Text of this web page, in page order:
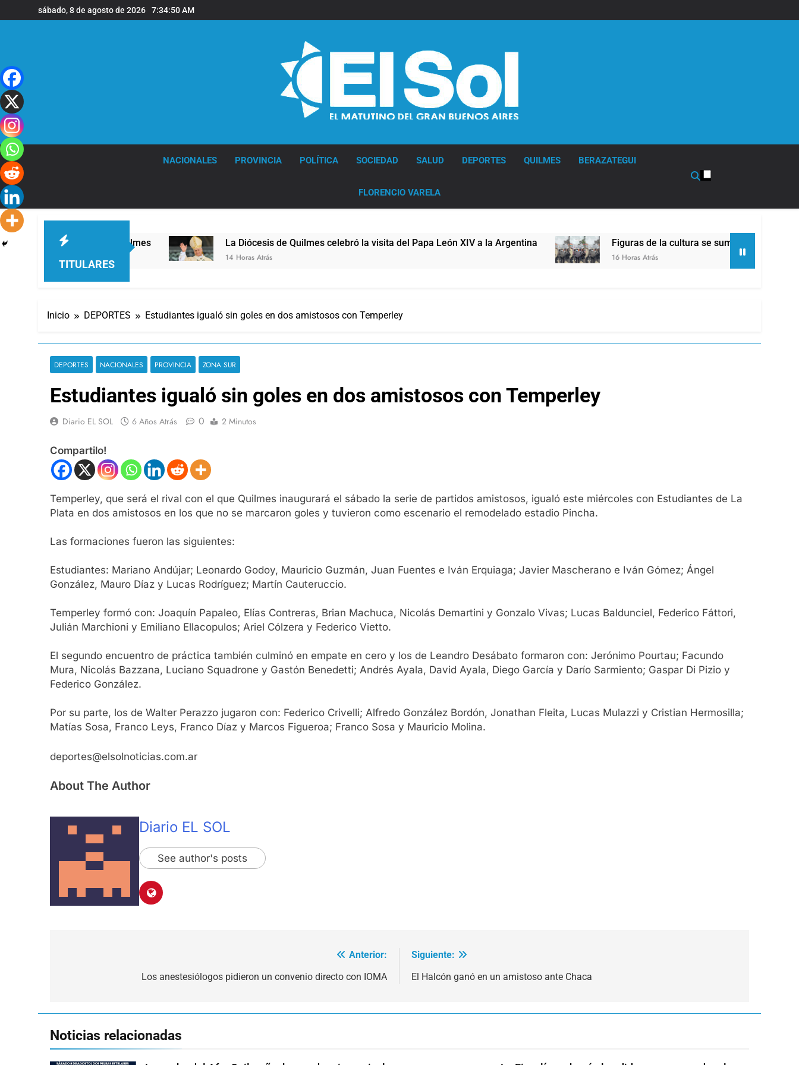
al
sábado, 8 de agosto de 2026 7:34:51 AM
NACIONALES PROVINCIA POLÍTICA SOCIEDAD SALUD DEPORTES QUILMES BERAZATEGUI
FLORENCIO VARELA
TITULARES
en la sede de Quilmes La Diócesis de Quilmes celebró la visita del Papa León XIV a la Argentina
14 Horas Atrás
Figuras de la cultura se sumaron a la marcha
16 Horas Atrás
Inicio DEPORTES Estudiantes igualó sin goles en dos amistosos con Temperley
DEPORTES NACIONALES PROVINCIA ZONA SUR
Estudiantes igualó sin goles en dos amistosos con Temperley
Diario EL SOL 6 Años Atrás 0 2 Minutos
Compartilo!
Temperley, que será el rival con el que Quilmes inaugurará el sábado la serie de partidos amistosos, igualó este miércoles con Estudiantes de La
Plata en dos amistosos en los que no se marcaron goles y tuvieron como escenario el remodelado estadio Pincha.
Las formaciones fueron las siguientes:
Estudiantes: Mariano Andújar; Leonardo Godoy, Mauricio Guzmán, Juan Fuentes e Iván Erquiaga; Javier Mascherano e Iván Gómez; Ángel
González, Mauro Díaz y Lucas Rodríguez; Martín Cauteruccio.
Temperley formó con: Joaquín Papaleo, Elías Contreras, Brian Machuca, Nicolás Demartini y Gonzalo Vivas; Lucas Baldunciel, Federico Fáttori,
Julián Marchioni y Emiliano Ellacopulos; Ariel Cólzera y Federico Vietto.
El segundo encuentro de práctica también culminó en empate en cero y los de Leandro Desábato formaron con: Jerónimo Pourtau; Facundo
Mura, Nicolás Bazzana, Luciano Squadrone y Gastón Benedetti; Andrés Ayala, David Ayala, Diego García y Darío Sarmiento; Gaspar Di Pizio y
Federico González.
Por su parte, los de Walter Perazzo jugaron con: Federico Crivelli; Alfredo González Bordón, Jonathan Fleita, Lucas Mulazzi y Cristian Hermosilla;
Matías Sosa, Franco Leys, Franco Díaz y Marcos Figueroa; Franco Sosa y Mauricio Molina.
deportes@elsolnoticias.com.ar
About The Author
Diario EL SOL
See author's posts
Anterior:
Los anestesiólogos pidieron un convenio directo con IOMA
Siguiente:
El Halcón ganó en un amistoso ante Chaca
Noticias relacionadas